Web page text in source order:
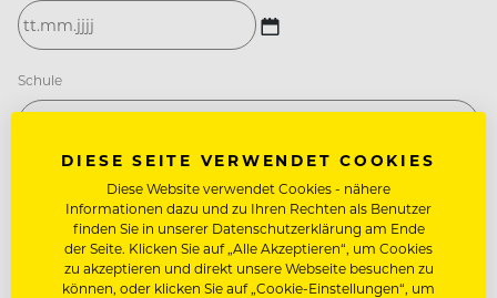
Punkt
MM
Schule
DIESE SEITE VERWENDET COOKIES
Diese Website verwendet Cookies - nähere
Informationen dazu und zu Ihren Rechten als Benutzer
finden Sie in unserer Datenschutzerklärung am Ende
der Seite. Klicken Sie auf „Alle Akzeptieren“, um Cookies
zu akzeptieren und direkt unsere Webseite besuchen zu
können, oder klicken Sie auf „Cookie-Einstellungen“, um